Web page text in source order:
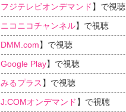
フジテレビオンデマンド 】で視聴
ニコニコチャンネル】で視聴
DMM.com】で視聴
Google Play】で視聴
みるプラス 】で視聴
J:COMオンデマンド 】で視聴